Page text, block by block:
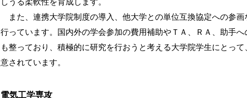
また、連携大学院制度の導入、他大学との単位互換協定への参
行っています。国内外の学会参加の費用補助やＴＡ、ＲＡ、助手
も整っており、積極的に研究を行おうと考える大学院学生にとっ
意されています。
電気工学専攻